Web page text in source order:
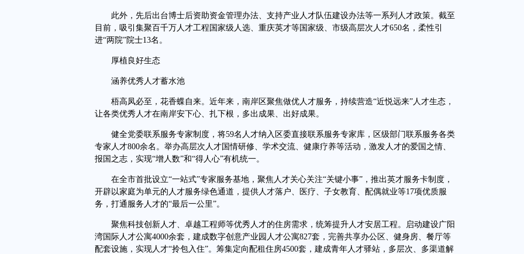
此外，先后出台博士后资助资金管理办法、支持产业人才队伍建设办法等一系列人才政策。截至
目前，吸引集聚百千万人才工程国家级人选、重庆英才等国家级、市级高层次人才650名，柔性引
进“两院”院士13名。
厚植良好生态
涵养优秀人才蓄水池
梧高凤必至，花香蝶自来。近年来，南岸区聚焦做优人才服务，持续营造“近悦远来”人才生态，
让各类优秀人才在南岸安下心、扎下根，多出成果、出好成果。
健全党委联系服务专家制度，将59名人才纳入区委直接联系服务专家库，区级部门联系服务各类
专家人才800余名。举办高层次人才国情研修、学术交流、健康疗养等活动，激发人才的爱国之情、
报国之志，实现“增人数”和“得人心”有机统一。
在全市首批设立“一站式”专家服务基地，聚焦人才关心关注“关键小事”，推出英才服务卡制度，
开辟以家庭为单元的人才服务绿色通道，提供人才落户、医疗、子女教育、配偶就业等17项优质服
务，打通服务人才的“最后一公里”。
聚焦科技创新人才、卓越工程师等优秀人才的住房需求，统筹提升人才安居工程。启动建设广阳
湾国际人才公寓4000余套，建成数字创意产业园人才公寓827套，完善共享办公区、健身房、餐厅等
配套设施，实现人才“拎包入住”。筹集定向配租住房4500套，建成青年人才驿站，多层次、多渠道解